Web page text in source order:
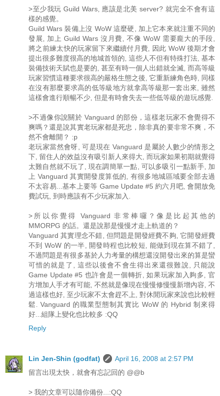
>至少我玩 Guild Wars, 應該是北美 server? 就完全不會有這
樣的感覺。
Guild Wars 裝備上沒 WoW 這麼硬, 加上它本來就注重不同的
發展, 加上 Guild Wars 沒月費, 不像 WoW 需要龐大的手段,
將之前練太快的玩家留下來繼續付月費, 因此 WoW 後期才會
提出很多難度很高的地城首領的, 這些人不但有特殊打法, 基本
裝備技術天賦也是要的, 甚至有時一個人出錯就全滅, 而高等級
玩家習慣這種要求很高的嚴格生態之後, 它重新練角色時, 同樣
在沒有那麼要求高的低等級地方就拿高等級那一套出來, 雖然
這樣會進行順暢不少, 但是有時會失去一些低等級的遊玩感覺.
>不過像你說關於 Vanguard 的部份，這樣老玩家不會覺得不
爽嗎？還是說其實老玩家都是死忠，除非真的要非常不爽，不
然不會離開？ :p
老玩家當然會呀, 可是現在 Vanguard 是屬於人數少的情形之
下, 留住人的效益沒有吸引新人來得大, 而玩家如果初期就覺得
太難自然就不玩了, 現在調簡單一點, 可以多吸引一點新手, 加
上 Vanguard 其實開發度算低的, 有很多地城區域要全部去過
不太容易...基本上要等 Game Update #5 約六月吧, 會開放免
費試玩, 到時應該有不少玩家加入.
>所以你覺得 Vanguard 非常棒囉？像是比起其他的
MMORPG 的話。還是說那是慢慢才走上軌道的？
Vanguard 其實理念不錯, 但問題是開發經費不夠, 它開發經費
不到 WoW 的一半, 開發時程也比較短, 能做到現在算不錯了,
不過問題是有很多基於人力考量的構想還沒開發出來的算是蠻
可惜的就是了, 這些以後會不會生得出來還很難說, 只能說
Game Update #5 也許會是一個轉折, 如果玩家加入夠多, 官
方增加人手才有可能, 不然就是像現在慢慢修慢慢新增內容, 不
過這樣也好, 至少玩家不太會趕不上, 對休閒玩家來說也比較輕
鬆. Vanguard 的職業型態制其實比 WoW 的 Hybrid 制來得
好...組隊上變化也比較多 :QQ
Reply
Lin Jen-Shin (godfat)
April 16, 2008 at 2:57 PM
留言出現太快，就會有忘記回的 @@b
> 我的文章可以隨你備份...:QQ